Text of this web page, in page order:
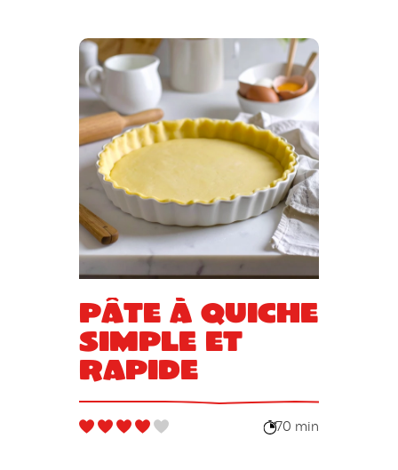
Pâte à quiche
simple et
rapide
70 min